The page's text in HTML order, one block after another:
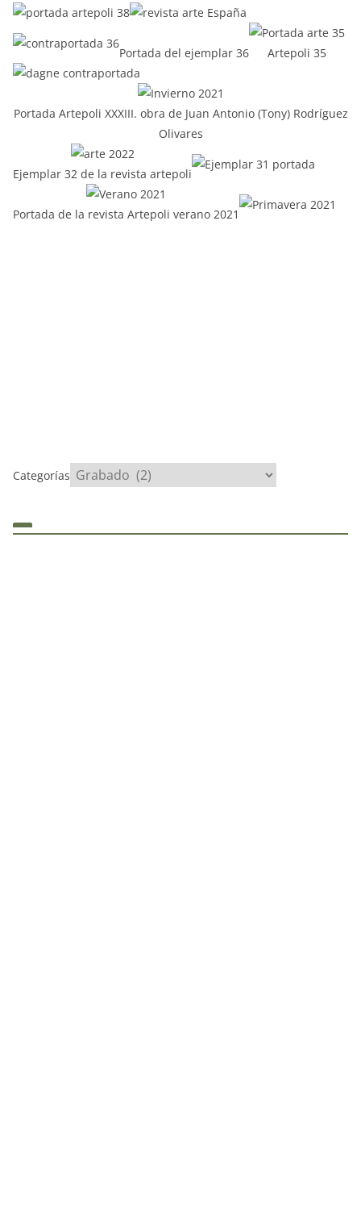
Portada del ejemplar 36 Artepoli 35
Portada Artepoli XXXIII. obra de Juan Antonio (Tony) Rodríguez
Olivares
Ejemplar 32 de la revista artepoli
Portada de la revista Artepoli verano 2021
Categorías